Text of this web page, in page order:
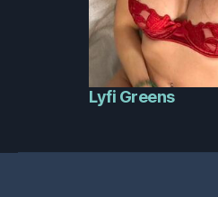
Lyfi Greens